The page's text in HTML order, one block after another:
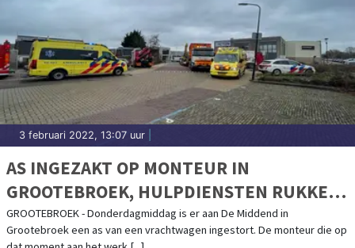
3 februari 2022, 13:07 uur
AS INGEZAKT OP MONTEUR IN
GROOTEBROEK, HULPDIENSTEN RUKKEN
MASSAAL UIT
GROOTEBROEK - Donderdagmiddag is er aan De Middend in
Grootebroek een as van een vrachtwagen ingestort. De monteur die op